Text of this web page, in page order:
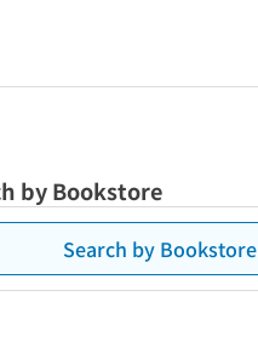
by Bookstore
Search by Bookstore